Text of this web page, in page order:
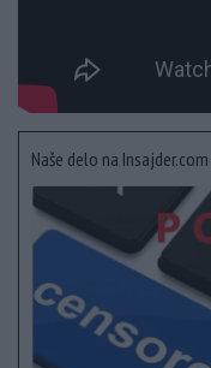
Naše delo na